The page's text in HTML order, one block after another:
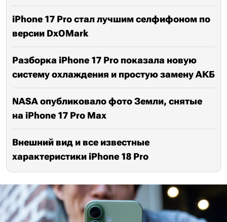
iPhone 17 Pro стал лучшим селфифоном по
версии DxOMark
Разборка iPhone 17 Pro показала новую
систему охлаждения и простую замену АКБ
NASA опубликовало фото Земли, снятые
на iPhone 17 Pro Max
Внешний вид и все известные
характеристики iPhone 18 Pro